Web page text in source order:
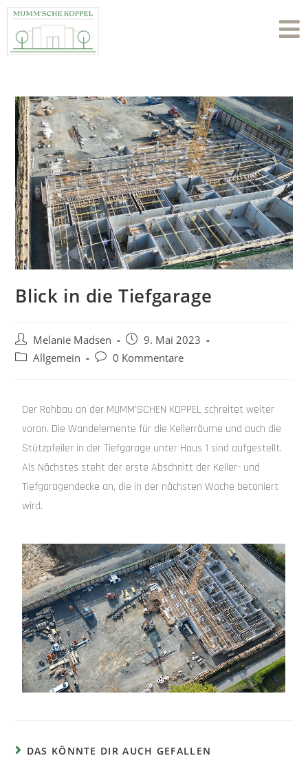
Blick in die Tiefgarage
Melanie Madsen
9. Mai 2023
Allgemein
0 Kommentare
Der Rohbau an der MUMM’SCHEN KOPPEL schreitet weiter
voran. Die Wandelemente für die Kellerräume und auch die
Stützpfeiler in der Tiefgarage unter Haus 1 sind aufgestellt.
Als Nächstes steht der erste Abschnitt der Keller- und
Tiefgaragendecke an, die in der nächsten Woche betoniert
wird.
DAS KÖNNTE DIR AUCH GEFALLEN